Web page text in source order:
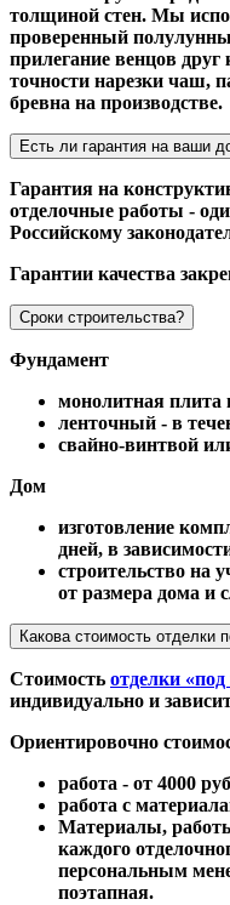
толщиной стен. Мы
проверенный
прилегание венцов друг
точности нарезки чаш,
бревна на производстве.
Есть ли гарантия на ваши
Гарантия на
отделочные работы -
Российскому
Гарантии качества
Сроки строительства?
Фундамент
монолитная плита
ленточный - в
свайно-винтвой
Дом
изготовление
дней, в
строительство на
от размера дома и
Какова стоимость отделки
Стоимость отделки
индивидуально и
Ориентировочно
работа - от 4000
работа с
Материалы,
каждого
персональным
поэтапная.